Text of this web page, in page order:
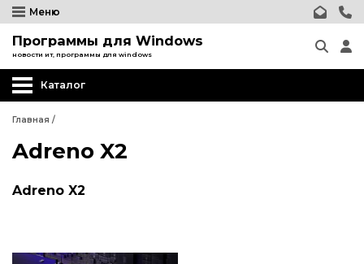
Меню
Программы для Windows
новости ит, программы для windows
Каталог
Главная /
Adreno X2
Adreno X2